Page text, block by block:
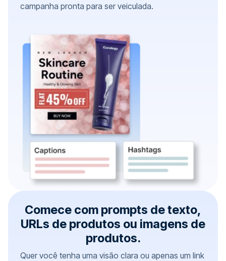
campanha pronta para ser veiculada.
Comece com prompts de texto,
URLs de produtos ou imagens de
produtos.
Quer você tenha uma visão clara ou apenas um link